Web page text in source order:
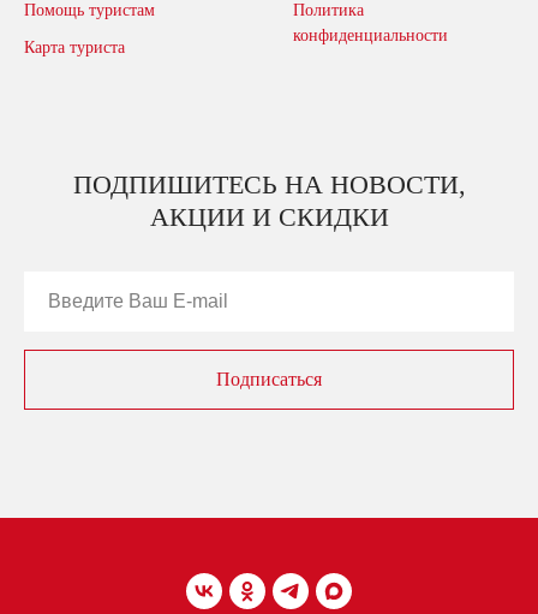
Помощь туристам
Карта туриста
Политика
конфиденциальности
ПОДПИШИТЕСЬ НА НОВОСТИ,
АКЦИИ И СКИДКИ
Подписаться